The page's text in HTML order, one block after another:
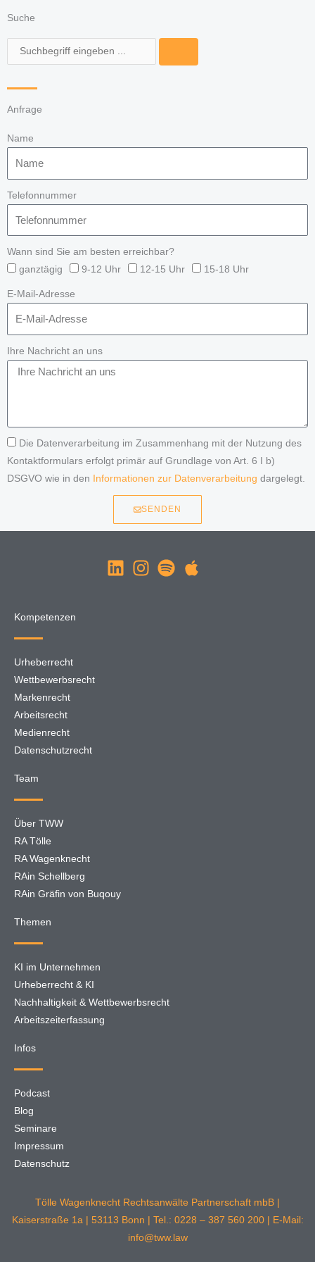
Suche
Suche
Anfrage
Name
Telefonnummer
Wann sind Sie am besten erreichbar?
ganztägig
9-12 Uhr 12-15 Uhr 15-18 Uhr
E-Mail-Adresse
Ihre Nachricht an uns
Die Datenverarbeitung im Zusammenhang mit der Nutzung des
Kontaktformulars erfolgt primär auf Grundlage von Art. 6 I b)
DSGVO wie in den Informationen zur Datenverarbeitung dargelegt.
SENDEN
Kompetenzen
Urheberrecht
Wettbewerbsrecht
Markenrecht
Arbeitsrecht
Medienrecht
Datenschutzrecht
Team
Über TWW
RA Tölle
RA Wagenknecht
RAin Schellberg
RAin Gräfin von Buqouy
Themen
KI im Unternehmen
Urheberrecht & KI
Nachhaltigkeit & Wettbewerbsrecht
Arbeitszeiterfassung
Infos
Podcast
Blog
Seminare
Impressum
Datenschutz
Tölle Wagenknecht Rechtsanwälte Partnerschaft mbB |
Kaiserstraße 1a | 53113 Bonn | Tel.: 0228 – 387 560 200 | E-Mail:
info@tww.law